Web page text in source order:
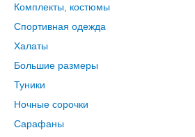
Комплекты, костюмы
Спортивная одежда
Халаты
Большие размеры
Туники
Ночные сорочки
Сарафаны